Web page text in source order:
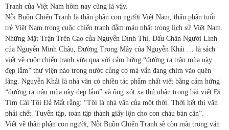
Tranh của Việt Nam hôm nay cũng là vậy.
Nỗi Buồn Chiến Tranh là thân phận con người Việt Nam, thân phận tuổi
trẻ Việt Nam trong cuộc chiến tranh đẫm máu nhất trong lịch sử Việt Nam.
Những Mặt Trận Trên Cao của Nguyễn Đình Thi, Dấu Chân Người Lính
của Nguyễn Minh Châu, Đường Trong Mây của Nguyễn Khải … là sách
viết về cuộc chiến tranh vừa qua với cảm hứng “đường ra trận mùa này
đẹp lắm” thư viện nào trong nước củng có mà vẫn đang chìm vào quên
lãng. Nguyễn Khải là nhà văn có nhiều tác phẩm nhất viết bằng cảm hứng
“đường ra trận mùa này đẹp lắm” và ông xót xa thú nhận trong bài viết Đi
Tìm Cái Tôi Đả Mất rằng: “Tôi là nhà văn của một thời. Thời hết thì văn
phải chết. Tuyển tập, toàn tập thành giấy lộn cho con cháu bán cân”.
Viết về thân phận con người, Nỗi Buồn Chiến Tranh sẽ còn mãi trong văn